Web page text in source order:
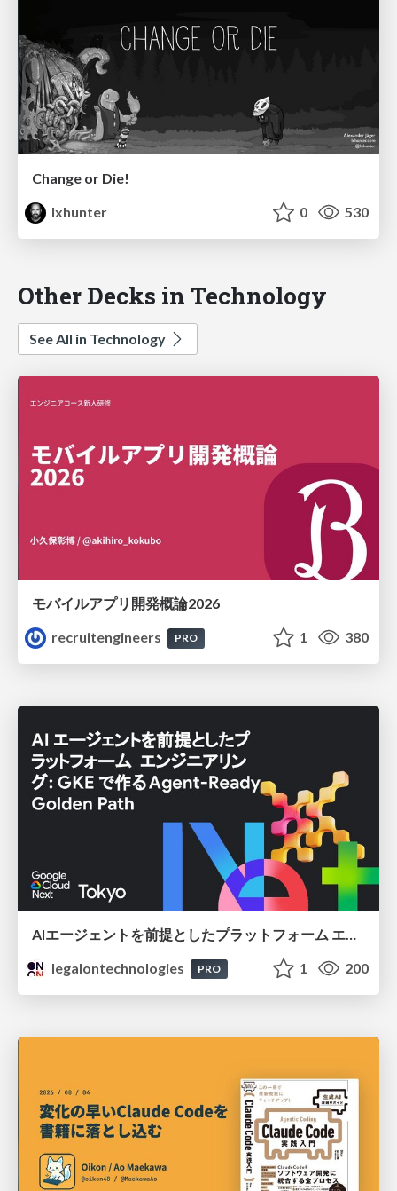
Change or Die!
lxhunter
0 530
Other Decks in Technology
See All in Technology
モバイルアプリ開発概論2026
recruitengineers
PRO 1 380
AIエージェントを前提としたプラットフォーム エンジニアリング：GKEで作るAgent-Ready Golden Path
legalontechnologies
PRO 1 200